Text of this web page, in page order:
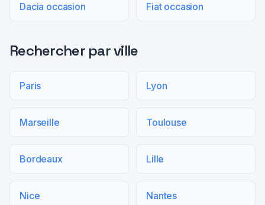
Dacia occasion Fiat occasion
Rechercher par ville
Paris Lyon
Marseille Toulouse
Bordeaux Lille
Nice Nantes